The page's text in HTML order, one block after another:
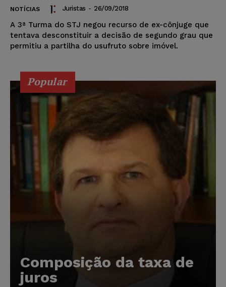
NOTÍCIAS Juristas - 26/09/2018
A 3ª Turma do STJ negou recurso de ex-cônjuge que
tentava desconstituir a decisão de segundo grau que
permitiu a partilha do usufruto sobre imóvel.
Popular
Composição da taxa de
juros